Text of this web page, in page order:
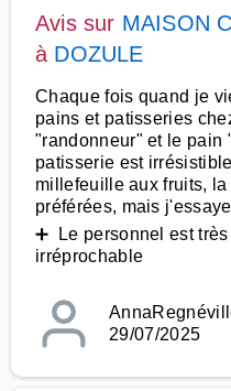
Avis sur MAISON
à DOZULE
Chaque fois quand je
pains et patisseries
"randonneur" et le pain
patisserie est
millefeuille aux fruits,
préférées, mais
➕ Le personnel est
irréprochable
29/07/2025